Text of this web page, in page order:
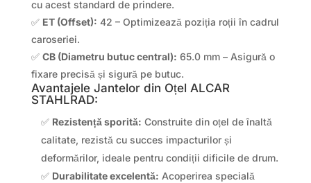
cu acest standard de prindere.
✅ ET (Offset): 42 – Optimizează poziția roții în cadrul
caroseriei.
✅ CB (Diametru butuc central): 65.0 mm – Asigură o
fixare precisă și sigură pe butuc.
Avantajele Jantelor din Oțel ALCAR
STAHLRAD:
✅ Rezistență sporită: Construite din oțel de înaltă
calitate, rezistă cu succes impacturilor și
deformărilor, ideale pentru condiții dificile de drum.
✅ Durabilitate excelentă: Acoperirea specială